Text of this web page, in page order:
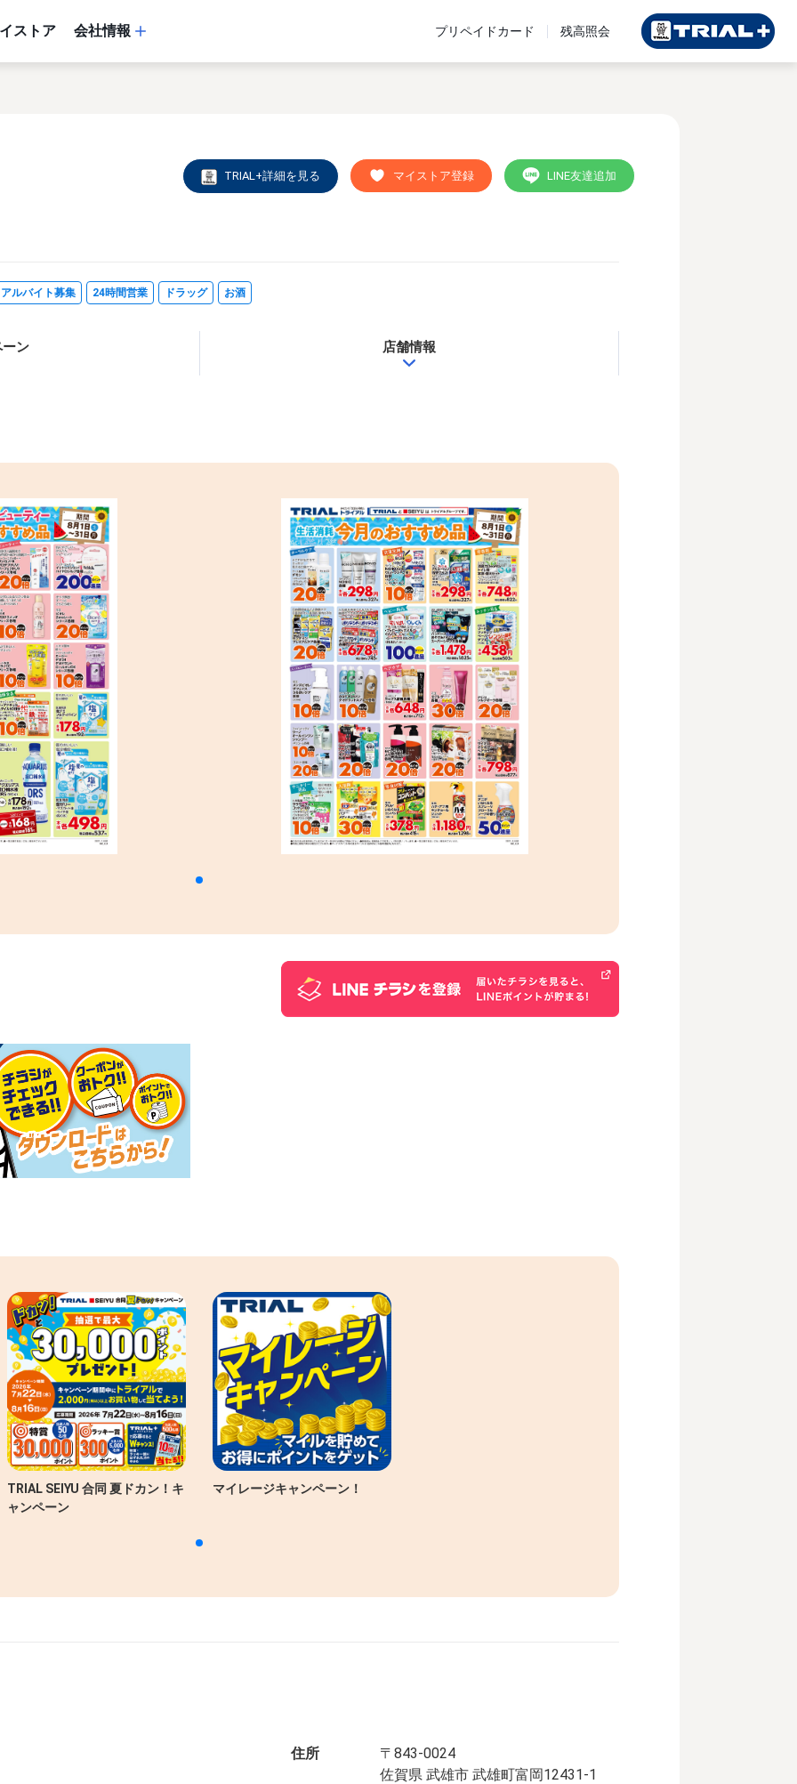
ストア 会社情報 プリペイドカード 残高照会
ルバイト募集 24時間営業 ドラッグ お酒
TRIAL+詳細を見る マイストア登録 LINE友達追加
ン 店舗情報
TRIAL SEIYU 合同 夏ドカン！キ
ャンペーン
マイレージキャンペーン！
住所
〒843-0024
佐賀県 武雄市 武雄町富岡12431-1